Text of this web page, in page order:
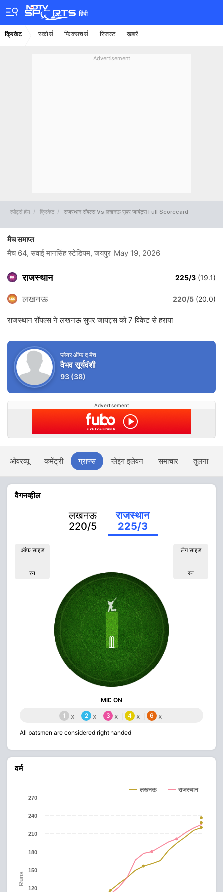
हिंदी
क्रिकेट स्कोर्स फिक्सचर्स रिजल्ट ख़बरें
Advertisement
स्पोर्ट्स होम क्रिकेट राजस्थान रॉयल्स Vs लखनऊ सुपर जायंट्स Full Scorecard
मैच समाप्त
मैच 64, सवाई मानसिंह स्टेडियम, जयपुर, May 19, 2026
राजस्थान 225/3 (19.1)
लखनऊ 220/5 (20.0)
राजस्थान रॉयल्स ने लखनऊ सुपर जायंट्स को 7 विकेट से हराया
प्लेयर ऑफ द मैच
वैभव सूर्यवंशी
93 (38)
Advertisement
ओवरव्यू कमेंट्री ग्राफ्स प्लेइंग इलेवन समाचार तुलना
वैगनव्हील
लखनऊ
220/5
राजस्थान
225/3
ऑफ साइड
रन
लेग साइड
रन
MID ON
1 x 2 x 3 x 4 x 6 x
All batsmen are considered right handed
वर्म
Runs
लखनऊ राजस्थान
120
150
180
210
240
270